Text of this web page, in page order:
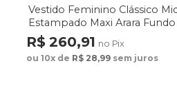
Vestido Feminino Clássico
Estampado Maxi Arara
R$ 260,91 no Pix
ou 10x de R$ 28,99 sem juros